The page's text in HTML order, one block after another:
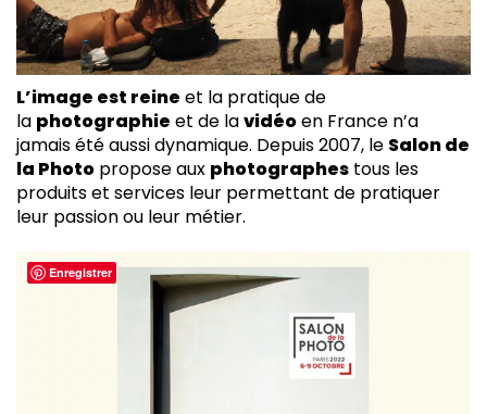
L’image est reine et la pratique de
la photographie et de lavidéoen France n’a
jamais été aussi dynamique. Depuis 2007, le Salon de
la Photo propose aux photographes tous les
produits et services leur permettant de pratiquer
leur passion ou leur métier.
Enregistrer